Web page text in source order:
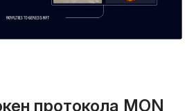
протокола MON